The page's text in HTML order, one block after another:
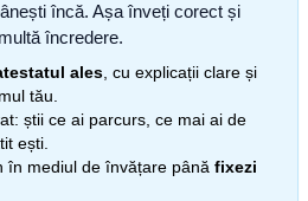
încă. Așa înveți corect și
încredere.
ales , cu explicații clare și
tău.
știi ce ai parcurs, ce mai ai de
ești.
în mediul de învățare până fixezi